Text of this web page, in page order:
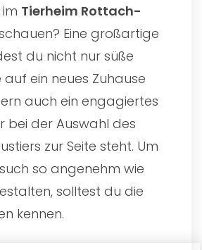
Tierheim Rottach-
Eine großartige
du nicht nur süße
auf ein neues Zuhause
auch ein engagiertes
bei der Auswahl des
zur Seite steht. Um
so angenehm wie
solltest du die
kennen.